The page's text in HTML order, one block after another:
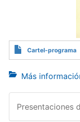
Cartel-programa
Más
Presentaciones